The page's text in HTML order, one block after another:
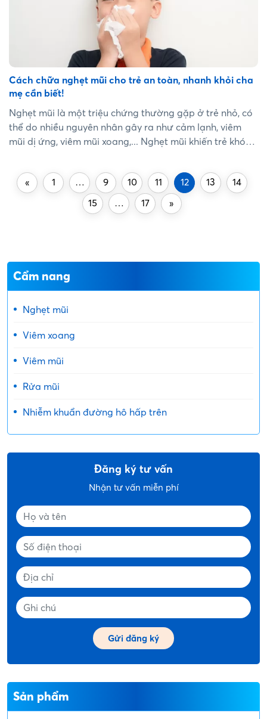
Cách chữa nghẹt mũi cho trẻ an toàn, nhanh khỏi cha
mẹ cần biết!
Nghẹt mũi là một triệu chứng thường gặp ở trẻ nhỏ, có
thể do nhiều nguyên nhân gây ra như cảm lạnh, viêm
mũi dị ứng, viêm mũi xoang,... Nghẹt mũi khiến trẻ khó
triển của trẻ. Vậy làm thế nào để chữa nghẹt mũi cho trẻ
an toàn, nhanh khỏi? Dưới đây là một số cách chữa
nghẹt mũi cho trẻ mà cha mẹ cần biết....
« 1 … 9 10 11 12 13
14
15
… 17 »
Cẩm nang
Nghẹt mũi
Viêm xoang
Viêm mũi
Rửa mũi
Nhiễm khuẩn đường hô hấp trên
Đăng ký tư vấn
Nhận tư vấn miễn phí
Sản phẩm